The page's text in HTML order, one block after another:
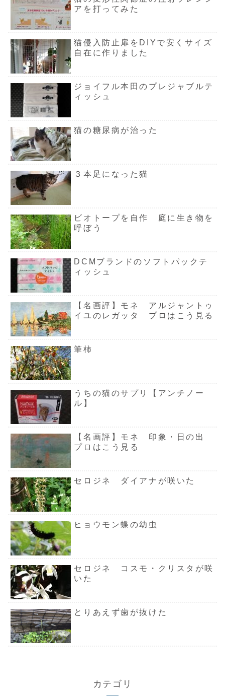
アを打ってみた
猫侵入防止扉をDIYで安くサイズ
自在に作りました
ジョイフル本田のプレジャブルテ
ィッシュ
猫の糖尿病が治った
３本足になった猫
ビオトープを自作 庭に生き物を
呼ぼう
DCMブランドのソフトパックテ
ィッシュ
【名画評】モネ アルジャントゥ
イユのレガッタ プロはこう見る
筆柿
うちの猫のサプリ【アンチノー
ル】
【名画評】モネ 印象・日の出
プロはこう見る
セロジネ ダイアナが咲いた
ヒョウモン蝶の幼虫
セロジネ コスモ・クリスタが咲
いた
とりあえず歯が抜けた
カテゴリ